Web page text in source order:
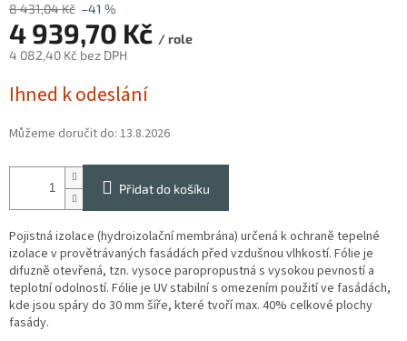
8 431,04 Kč –41 %
4 939,70 Kč / role
4 082,40 Kč bez DPH
cena:
Ihned k odeslání
Můžeme doručit do: 13.8.2026
Přidat do košíku
Pojistná izolace (hydroizolační membrána) určená k ochraně tepelné
izolace v provětrávaných fasádách před vzdušnou vlhkostí. Fólie je
difuzně otevřená, tzn. vysoce paropropustná s vysokou pevností a
teplotní odolností. Fólie je UV stabilní s omezením použití ve fasádách,
kde jsou spáry do 30 mm šíře, které tvoří max. 40% celkové plochy
fasády.